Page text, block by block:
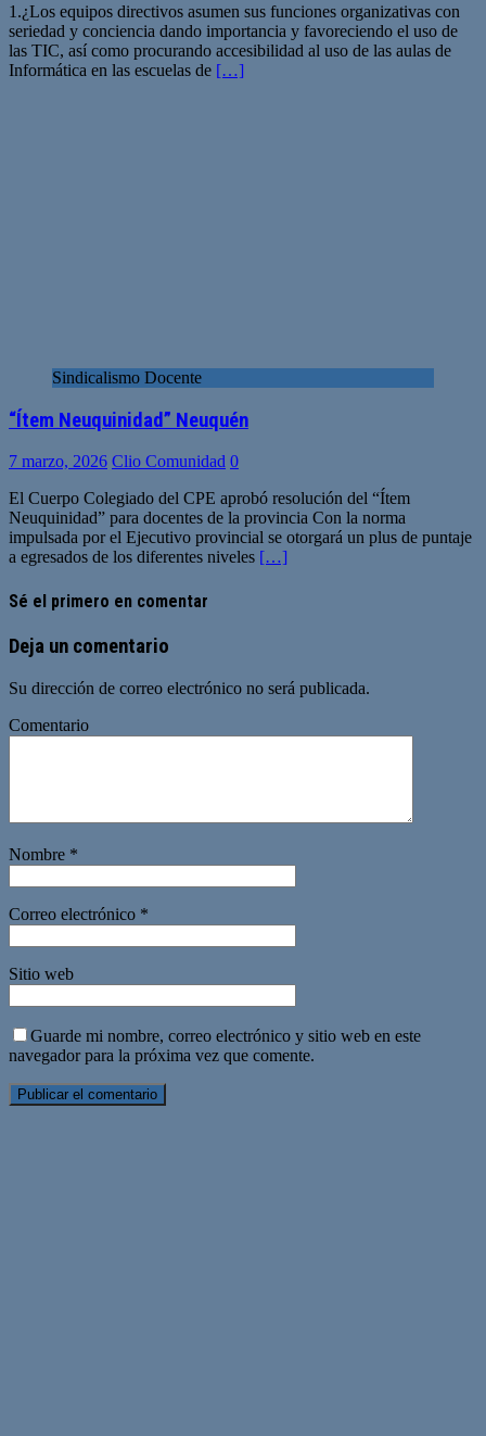
1.¿Los equipos directivos asumen sus funciones organizativas con
seriedad y conciencia dando importancia y favoreciendo el uso de
las TIC, así como procurando accesibilidad al uso de las aulas de
Informática en las escuelas de […]
Sindicalismo Docente
“Ítem Neuquinidad” Neuquén
7 marzo, 2026 Clio Comunidad 0
El Cuerpo Colegiado del CPE aprobó resolución del “Ítem
Neuquinidad” para docentes de la provincia Con la norma
impulsada por el Ejecutivo provincial se otorgará un plus de puntaje
a egresados de los diferentes niveles […]
Sé el primero en comentar
Deja un comentario
Su dirección de correo electrónico no será publicada.
Comentario
Nombre *
Correo electrónico *
Sitio web
Guarde mi nombre, correo electrónico y sitio web en este
navegador para la próxima vez que comente.